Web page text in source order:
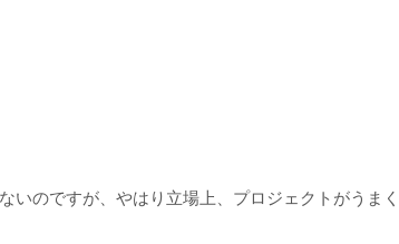
のですが、やはり立場上、プロジェクトがうまく